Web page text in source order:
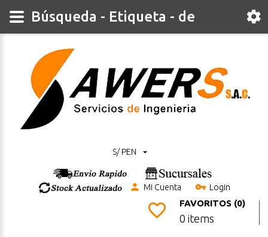
S/ PEN
Mi Cuenta Login
FAVORITOS (0)
0 items
Búsqueda - Etiqueta - de